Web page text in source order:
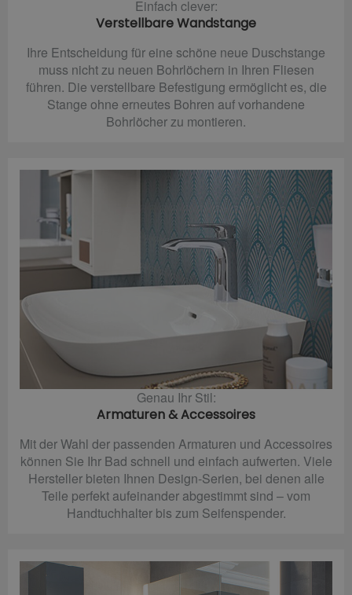
Einfach clever:
Verstellbare Wandstange
Ihre Entscheidung für eine schöne neue Duschstange
muss nicht zu neuen Bohrlöchern in Ihren Fliesen
führen. Die verstellbare Befestigung ermöglicht es, die
Stange ohne erneutes Bohren auf vorhandene
Bohrlöcher zu montieren.
Genau Ihr Stil:
Armaturen & Accessoires
Mit der Wahl der passenden Armaturen und Accessoires
können Sie Ihr Bad schnell und einfach aufwerten. Viele
Hersteller bieten Ihnen Design-Serien, bei denen alle
Teile perfekt aufeinander abgestimmt sind – vom
Handtuchhalter bis zum Seifenspender.